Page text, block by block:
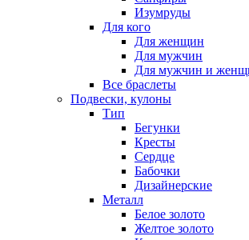
Изумруды
Для кого
Для женщин
Для мужчин
Для мужчин и
Все браслеты
Подвески, кулоны
Тип
Бегунки
Кресты
Сердце
Бабочки
Дизайнерские
Металл
Белое золото
Желтое золото